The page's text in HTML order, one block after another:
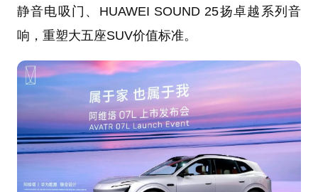
静音电吸门、HUAWEI SOUND 25扬卓越系列音
响，重塑大五座SUV价值标准。